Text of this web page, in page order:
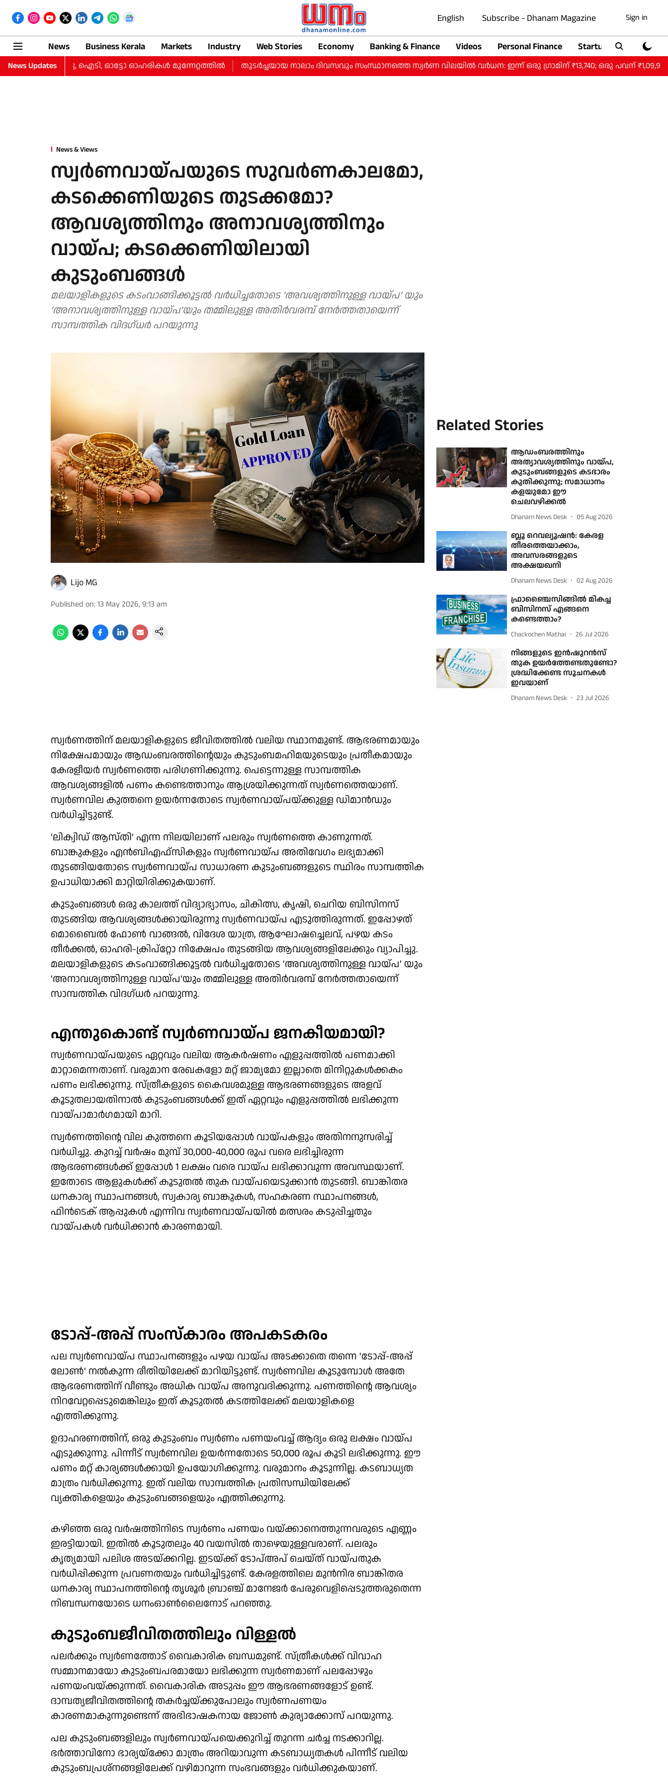
English Subscribe - Dhanam Magazine Sign in
News Business Kerala Markets Industry Web Stories Economy Banking & Finance Videos Personal Finance Startup
News Updates
കുറച്ചു, ഐടി, ഓട്ടോ ഓഹരികള്‍ മുന്നേറ്റത്തില്‍ തുടർച്ചയായ നാലാം ദിവസവും സംസ്ഥാനത്തെ സ്വർണ വിലയിൽ വർധന: ഇന്ന് ഒരു ​ഗ്രാമിന് ₹13,740; ഒരു പവന് ₹1,09,920.
News & Views
സ്വര്‍ണവായ്പയുടെ സുവര്‍ണകാലമോ,
കടക്കെണിയുടെ തുടക്കമോ?
ആവശ്യത്തിനും അനാവശ്യത്തിനും
വായ്പ; കടക്കെണിയിലായി
കുടുംബങ്ങള്‍
മലയാളികളുടെ കടംവാങ്ങിക്കൂട്ടല്‍ വര്‍ധിച്ചതോടെ 'അവശ്യത്തിനുള്ള വായ്പ' യും
'അനാവശ്യത്തിനുള്ള വായ്പ'യും തമ്മിലുള്ള അതിര്‍വരമ്പ് നേര്‍ത്തതായെന്ന്
സാമ്പത്തിക വിദഗ്ധര്‍ പറയുന്നു
Lijo MG
Published on:13 May 2026, 9:13 am
സ്വര്‍ണത്തിന് മലയാളികളുടെ ജീവിതത്തില്‍ വലിയ സ്ഥാനമുണ്ട്. ആഭരണമായും
നിക്ഷേപമായും ആഡംബരത്തിന്റെയും കുടുംബമഹിമയുടെയും പ്രതീകമായും
കേരളീയര്‍ സ്വര്‍ണത്തെ പരിഗണിക്കുന്നു. പെട്ടെന്നുള്ള സാമ്പത്തിക
ആവശ്യങ്ങളില്‍ പണം കണ്ടെത്താനും ആശ്രയിക്കുന്നത് സ്വര്‍ണത്തെയാണ്.
സ്വര്‍ണവില കുത്തനെ ഉയര്‍ന്നതോടെ സ്വര്‍ണവായ്പയ്ക്കുള്ള ഡിമാന്‍ഡും
വര്‍ധിച്ചിട്ടുണ്ട്.
'ലിക്വിഡ് ആസ്തി' എന്ന നിലയിലാണ് പലരും സ്വര്‍ണത്തെ കാണുന്നത്.
ബാങ്കുകളും എന്‍ബിഎഫ്‌സികളും സ്വര്‍ണവായ്പ അതിവേഗം ലഭ്യമാക്കി
തുടങ്ങിയതോടെ സ്വര്‍ണവായ്പ സാധാരണ കുടുംബങ്ങളുടെ സ്ഥിരം സാമ്പത്തിക
ഉപാധിയാക്കി മാറ്റിയിരിക്കുകയാണ്.
കുടുംബങ്ങള്‍ ഒരു കാലത്ത് വിദ്യാഭ്യാസം, ചികിത്സ, കൃഷി, ചെറിയ ബിസിനസ്
തുടങ്ങിയ ആവശ്യങ്ങള്‍ക്കായിരുന്നു സ്വര്‍ണവായ്പ എടുത്തിരുന്നത്. ഇപ്പോഴത്
മൊബൈല്‍ ഫോണ്‍ വാങ്ങല്‍, വിദേശ യാത്ര, ആഘോഷച്ചെലവ്, പഴയ കടം
തീര്‍ക്കല്‍, ഓഹരി-ക്രിപ്‌റ്റോ നിക്ഷേപം തുടങ്ങിയ ആവശ്യങ്ങളിലേക്കും വ്യാപിച്ചു.
മലയാളികളുടെ കടംവാങ്ങിക്കൂട്ടല്‍ വര്‍ധിച്ചതോടെ 'അവശ്യത്തിനുള്ള വായ്പ' യും
'അനാവശ്യത്തിനുള്ള വായ്പ'യും തമ്മിലുള്ള അതിര്‍വരമ്പ് നേര്‍ത്തതായെന്ന്
സാമ്പത്തിക വിദഗ്ധര്‍ പറയുന്നു.
എന്തുകൊണ്ട് സ്വര്‍ണവായ്പ ജനകീയമായി?
സ്വര്‍ണവായ്പയുടെ ഏറ്റവും വലിയ ആകര്‍ഷണം എളുപ്പത്തില്‍ പണമാക്കി
മാറ്റാമെന്നതാണ്. വരുമാന രേഖകളോ മറ്റ് ജാമ്യമോ ഇല്ലാതെ മിനിറ്റുകള്‍ക്കകം
പണം ലഭിക്കുന്നു. സ്ത്രീകളുടെ കൈവശമുള്ള ആഭരണങ്ങളുടെ അളവ്
കൂടുതലായതിനാല്‍ കുടുംബങ്ങള്‍ക്ക് ഇത് ഏറ്റവും എളുപ്പത്തില്‍ ലഭിക്കുന്ന
വായ്പാമാര്‍ഗമായി മാറി.
സ്വര്‍ണത്തിന്റെ വില കുത്തനെ കൂടിയപ്പോള്‍ വായ്പകളും അതിനനുസരിച്ച്
വര്‍ധിച്ചു. കുറച്ച് വര്‍ഷം മുമ്പ് 30,000-40,000 രൂപ വരെ ലഭിച്ചിരുന്ന
ആഭരണങ്ങള്‍ക്ക് ഇപ്പോള്‍ 1 ലക്ഷം വരെ വായ്പ ലഭിക്കാവുന്ന അവസ്ഥയാണ്.
ഇതോടെ ആളുകള്‍ക്ക് കൂടുതല്‍ തുക വായ്പയെടുക്കാന്‍ തുടങ്ങി. ബാങ്കിതര
ധനകാര്യ സ്ഥാപനങ്ങള്‍, സ്വകാര്യ ബാങ്കുകള്‍, സഹകരണ സ്ഥാപനങ്ങള്‍,
ഫിന്‍ടെക് ആപ്പുകള്‍ എന്നിവ സ്വര്‍ണവായ്പയില്‍ മത്സരം കടുപ്പിച്ചതും
വായ്പകള്‍ വര്‍ധിക്കാന്‍ കാരണമായി.
ടോപ്പ്-അപ്പ് സംസ്‌കാരം അപകടകരം
പല സ്വര്‍ണവായ്പ സ്ഥാപനങ്ങളും പഴയ വായ്പ അടക്കാതെ തന്നെ 'ടോപ്പ്-അപ്പ്
ലോണ്‍' നല്‍കുന്ന രീതിയിലേക്ക് മാറിയിട്ടുണ്ട്. സ്വര്‍ണവില കൂടുമ്പോള്‍ അതേ
ആഭരണത്തിന് വീണ്ടും അധിക വായ്പ അനുവദിക്കുന്നു. പണത്തിന്റെ ആവശ്യം
നിറവേറ്റപ്പെടുമെങ്കിലും ഇത് കൂടുതല്‍ കടത്തിലേക്ക് മലയാളികളെ
എത്തിക്കുന്നു.
ഉദാഹരണത്തിന്, ഒരു കുടുംബം സ്വര്‍ണം പണയംവച്ച് ആദ്യം ഒരു ലക്ഷം വായ്പ
എടുക്കുന്നു. പിന്നീട് സ്വര്‍ണവില ഉയര്‍ന്നതോടെ 50,000 രൂപ കൂടി ലഭിക്കുന്നു. ഈ
പണം മറ്റ് കാര്യങ്ങള്‍ക്കായി ഉപയോഗിക്കുന്നു. വരുമാനം കൂടുന്നില്ല. കടബാധ്യത
മാത്രം വര്‍ധിക്കുന്നു. ഇത് വലിയ സാമ്പത്തിക പ്രതിസന്ധിയിലേക്ക്
വ്യക്തികളെയും കുടുംബങ്ങളെയും എത്തിക്കുന്നു.
കഴിഞ്ഞ ഒരു വര്‍ഷത്തിനിടെ സ്വര്‍ണം പണയം വയ്ക്കാനെത്തുന്നവരുടെ എണ്ണം
ഇരട്ടിയായി. ഇതില്‍ കൂടുതലും 40 വയസില്‍ താഴെയുള്ളവരാണ്. പലരും
കൃത്യമായി പലിശ അടയ്ക്കറില്ല. ഇടയ്ക്ക് ടോപ്അപ് ചെയ്ത് വായ്പതുക
വര്‍ധിപ്പിക്കുന്ന പ്രവണതയും വര്‍ധിച്ചിട്ടുണ്ട്. കേരളത്തിലെ മുന്‍നിര ബാങ്കിതര
ധനകാര്യ സ്ഥാപനത്തിന്റെ തൃശൂര്‍ ബ്രാഞ്ച് മാനേജര്‍ പേരുവെളിപ്പെടുത്തരുതെന്ന
നിബന്ധനയോടെ ധനംഓണ്‍ലൈനോട് പറഞ്ഞു.
കുടുംബജീവിതത്തിലും വിള്ളല്‍
പലര്‍ക്കും സ്വര്‍ണത്തോട് വൈകാരിക ബന്ധമുണ്ട്. സ്ത്രീകള്‍ക്ക് വിവാഹ
സമ്മാനമായോ കുടുംബപരമായോ ലഭിക്കുന്ന സ്വര്‍ണമാണ് പലപ്പോഴും
പണയംവയ്ക്കുന്നത്. വൈകാരിക അടുപ്പം ഈ ആഭരണങ്ങളോട് ഉണ്ട്.
ദാമ്പത്യജീവിതത്തിന്റെ തകര്‍ച്ചയ്ക്കുപോലും സ്വര്‍ണപണയം
കാരണമാകുന്നുണ്ടെന്ന് അഭിഭാഷകനായ ജോണ്‍ കുര്യാക്കോസ് പറയുന്നു.
പല കുടുംബങ്ങളിലും സ്വര്‍ണവായ്പയെക്കുറിച്ച് തുറന്ന ചര്‍ച്ച നടക്കാറില്ല.
ഭര്‍ത്താവിനോ ഭാര്യയ്‌ക്കോ മാത്രം അറിയാവുന്ന കടബാധ്യതകള്‍ പിന്നീട് വലിയ
കുടുംബപ്രശ്നങ്ങളിലേക്ക് വഴിമാറുന്ന സംഭവങ്ങളും വര്‍ധിക്കുകയാണ്.
Related Stories
ആഡംബരത്തിനും
അത്യാവശ്യത്തിനും വായ്പ,
കുടുംബങ്ങളുടെ കടഭാരം
കുതിക്കുന്നു; സമാധാനം
കളയുമോ ഈ
ചെലവഴിക്കല്‍
Dhanam News Desk 05 Aug 2026
ബ്ലൂ റെവല്യൂഷന്‍: കേരള
തീരത്തെയാക്കാം,
അവസരങ്ങളുടെ
അക്ഷയഖനി
Dhanam News Desk 02 Aug 2026
ഫ്രാഞ്ചൈസിങ്ങില്‍ മികച്ച
ബിസിനസ് എങ്ങനെ
കണ്ടെത്താം?
Chackochen Mathai 26 Jul 2026
നിങ്ങളുടെ ഇൻഷുറൻസ്
തുക ഉയർത്തേണ്ടതുണ്ടോ?
ശ്രദ്ധിക്കേണ്ട സൂചനകൾ
ഇവയാണ്
Dhanam News Desk 23 Jul 2026